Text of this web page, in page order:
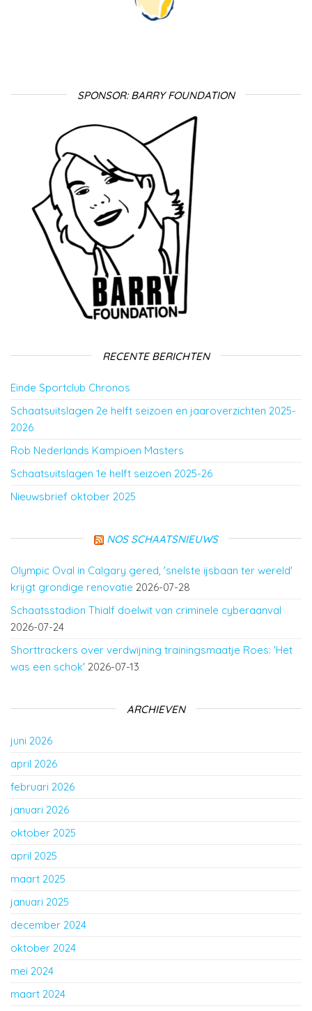
SPONSOR: BARRY FOUNDATION
RECENTE BERICHTEN
Einde Sportclub Chronos
Schaatsuitslagen 2e helft seizoen en jaaroverzichten 2025-
2026
Rob Nederlands Kampioen Masters
Schaatsuitslagen 1e helft seizoen 2025-26
Nieuwsbrief oktober 2025
NOS SCHAATSNIEUWS
Olympic Oval in Calgary gered, 'snelste ijsbaan ter wereld'
krijgt grondige renovatie 2026-07-28
Schaatsstadion Thialf doelwit van criminele cyberaanval
2026-07-24
Shorttrackers over verdwijning trainingsmaatje Roes: 'Het
was een schok' 2026-07-13
ARCHIEVEN
juni 2026
april 2026
februari 2026
januari 2026
oktober 2025
april 2025
maart 2025
januari 2025
december 2024
oktober 2024
mei 2024
maart 2024